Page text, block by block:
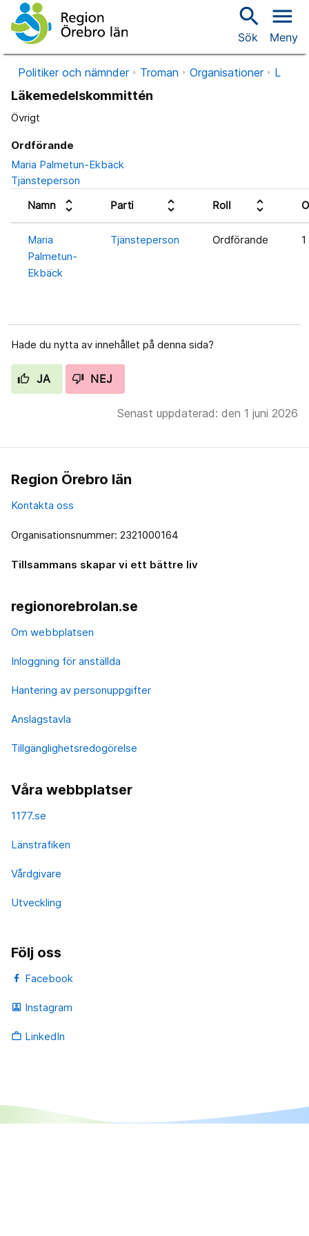
search
Sök
menu
Meny
Politiker och nämnder Troman Organisationer L
Läkemedelskommittén
Övrigt
Ordförande
Maria Palmetun-Ekbäck
Tjänsteperson
Namn
unfold_more Parti unfold_more Roll unfold_more
Maria
Palmetun-
Ekbäck
Tjänsteperson Ordförande 1
Hade du nytta av innehållet på denna sida?
JA NEJ
Senast uppdaterad: den 1 juni 2026
Region Örebro län
Kontakta oss
Organisationsnummer: 2321000164
Tillsammans skapar vi ett bättre liv
regionorebrolan.se
Om webbplatsen
Inloggning för anställda
Hantering av personuppgifter
Anslagstavla
Tillgänglighetsredogörelse
Våra webbplatser
1177.se
Länstrafiken
Vårdgivare
Utveckling
Följ oss
Facebook
portrait Instagram
work_outline LinkedIn